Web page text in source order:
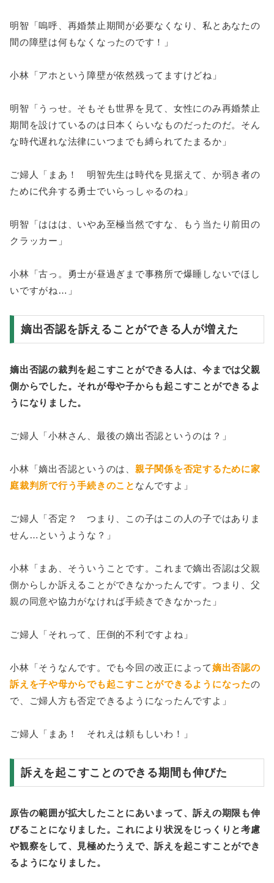
明智「嗚呼、再婚禁止期間が必要なくなり、私とあなたの
間の障壁は何もなくなったのです！」
小林「アホという障壁が依然残ってますけどね」
明智「うっせ。そもそも世界を見て、女性にのみ再婚禁止
期間を設けているのは日本くらいなものだったのだ。そん
な時代遅れな法律にいつまでも縛られてたまるか」
ご婦人「まあ！ 明智先生は時代を見据えて、か弱き者の
ために代弁する勇士でいらっしゃるのね」
明智「ははは、いやあ至極当然ですな、もう当たり前田の
クラッカー」
小林「古っ。勇士が昼過ぎまで事務所で爆睡しないでほし
いですがね…」
嫡出否認を訴えることができる人が増えた
嫡出否認の裁判を起こすことができる人は、今までは父親
側からでした。それが母や子からも起こすことができるよ
うになりました。
ご婦人「小林さん、最後の嫡出否認というのは？」
小林「嫡出否認というのは、 親子関係を否定するために家
庭裁判所で行う手続きのこと なんですよ」
ご婦人「否定？ つまり、この子はこの人の子ではありま
せん…というような？」
小林「まあ、そういうことです。これまで嫡出否認は父親
側からしか訴えることができなかったんです。つまり、父
親の同意や協力がなければ手続きできなかった」
ご婦人「それって、圧倒的不利ですよね」
小林「そうなんです。でも今回の改正によって嫡出否認の
訴えを子や母からでも起こすことができるようになったの
で、ご婦人方も否定できるようになったんですよ」
ご婦人「まあ！ それえは頼もしいわ！」
訴えを起こすことのできる期間も伸びた
原告の範囲が拡大したことにあいまって、訴えの期限も伸
びることになりました。これにより状況をじっくりと考慮
や観察をして、見極めたうえで、訴えを起こすことができ
るようになりました。